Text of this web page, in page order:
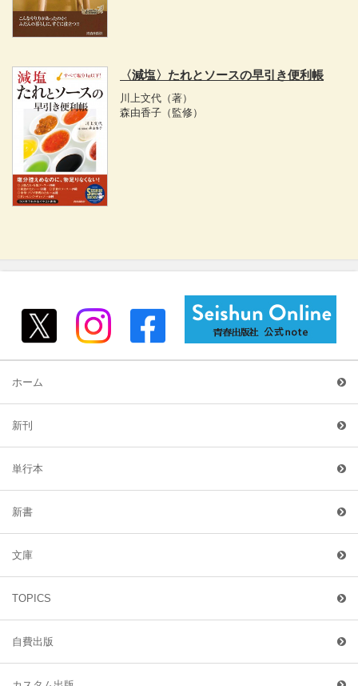
〈減塩〉たれとソースの早引き便利帳
川上文代 （著）
森由香子 （監修）
ホーム
新刊
単行本
新書
文庫
TOPICS
自費出版